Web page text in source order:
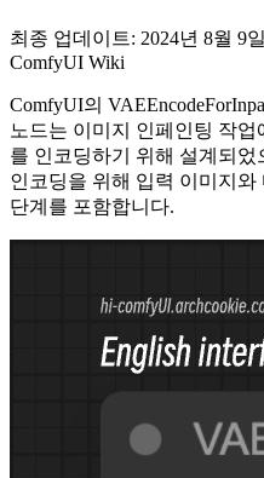
최종 업데이트: 2024년 8월 9일
ComfyUI Wiki
ComfyUI의
노드는 이미지 인페인팅 작업
를 인코딩하기 위해 설계되었
인코딩을 위해 입력 이미지와
단계를 포함합니다.